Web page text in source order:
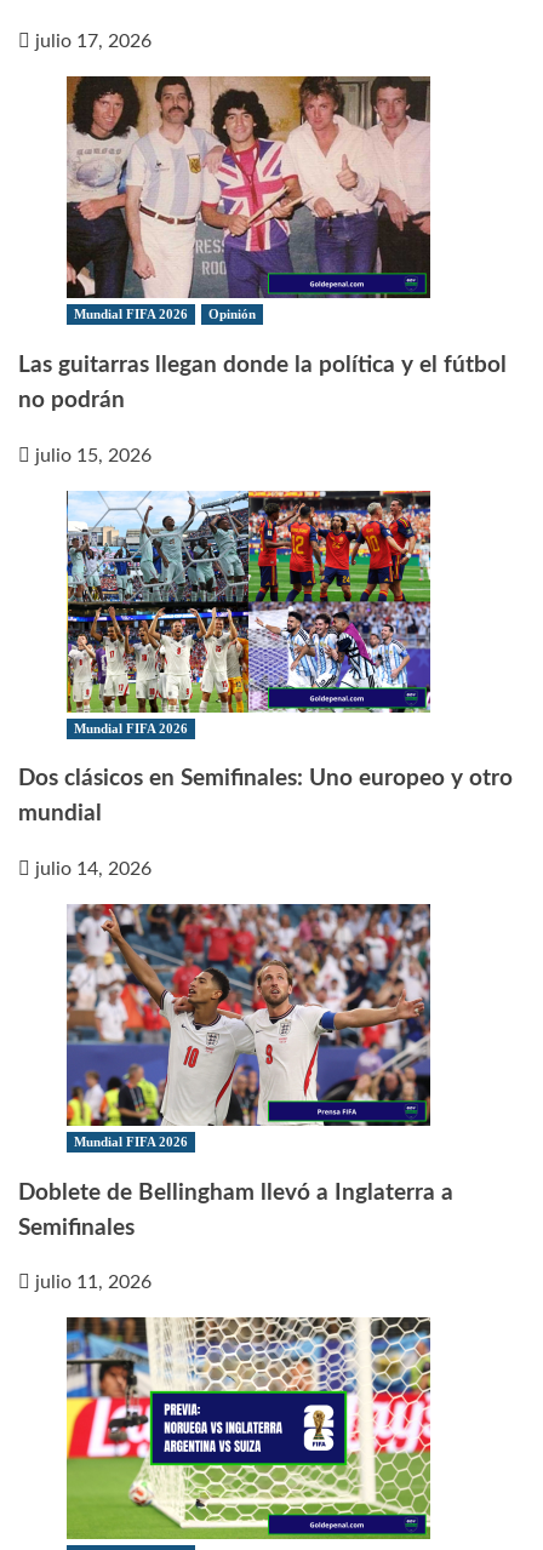
julio 17, 2026
Mundial FIFA 2026 Opinión
Las guitarras llegan donde la política y el fútbol
no podrán
julio 15, 2026
Mundial FIFA 2026
Dos clásicos en Semifinales: Uno europeo y otro
mundial
julio 14, 2026
Mundial FIFA 2026
Doblete de Bellingham llevó a Inglaterra a
Semifinales
julio 11, 2026